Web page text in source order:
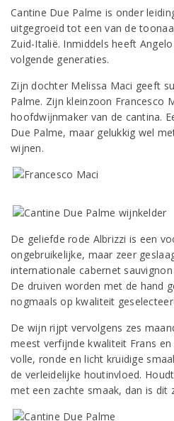
Cantine Due Palme is onder
uitgegroeid tot een van de
Zuid-Italië. Inmiddels heeft
volgende generaties.
Zijn dochter Melissa Maci geeft
Palme. Zijn kleinzoon Francesco
hoofdwĳnmaker van de cantina.
Due Palme, maar gelukkig wel
wijnen.
De geliefde rode Albrizzi is een
ongebruikelijke, maar zeer
internationale cabernet
De druiven worden met de hand
nogmaals op kwaliteit
De wijn rijpt vervolgens zes
meest verfijnde kwaliteit Frans
volle, ronde en licht kruidige
de verleidelijke houtinvloed.
met een zachte smaak, dan is dit